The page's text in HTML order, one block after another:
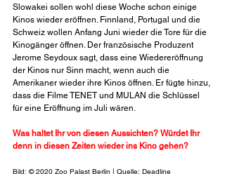
Slowakei sollen wohl diese Woche schon einige
Kinos wieder eröffnen. Finnland, Portugal und die
Schweiz wollen Anfang Juni wieder die Tore für die
Kinogänger öffnen. Der französische Produzent
Jerome Seydoux sagt, dass eine Wiedereröffnung
der Kinos nur Sinn macht, wenn auch die
Amerikaner wieder ihre Kinos öffnen. Er fügte hinzu,
dass die Filme TENET und MULAN die Schlüssel
für eine Eröffnung im Juli wären.
Was haltet Ihr von diesen Aussichten? Würdet Ihr
denn in diesen Zeiten wieder ins Kino gehen?
Bild: © 2020 Zoo Palast Berlin | Quelle: Deadline